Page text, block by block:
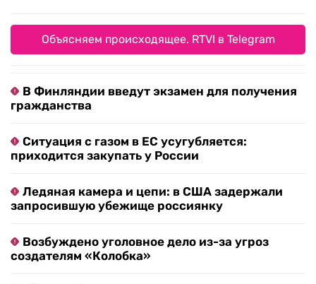
Объясняем происходящее. RTVI в Telegram
В Финляндии введут экзамен для получения
гражданства
Ситуация с газом в ЕС усугубляется:
приходится закупать у России
Ледяная камера и цепи: в США задержали
запросившую убежище россиянку
Возбуждено уголовное дело из-за угроз
создателям «Колобка»